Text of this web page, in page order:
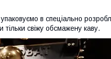
в спеціально
свіжу обсмажену каву.